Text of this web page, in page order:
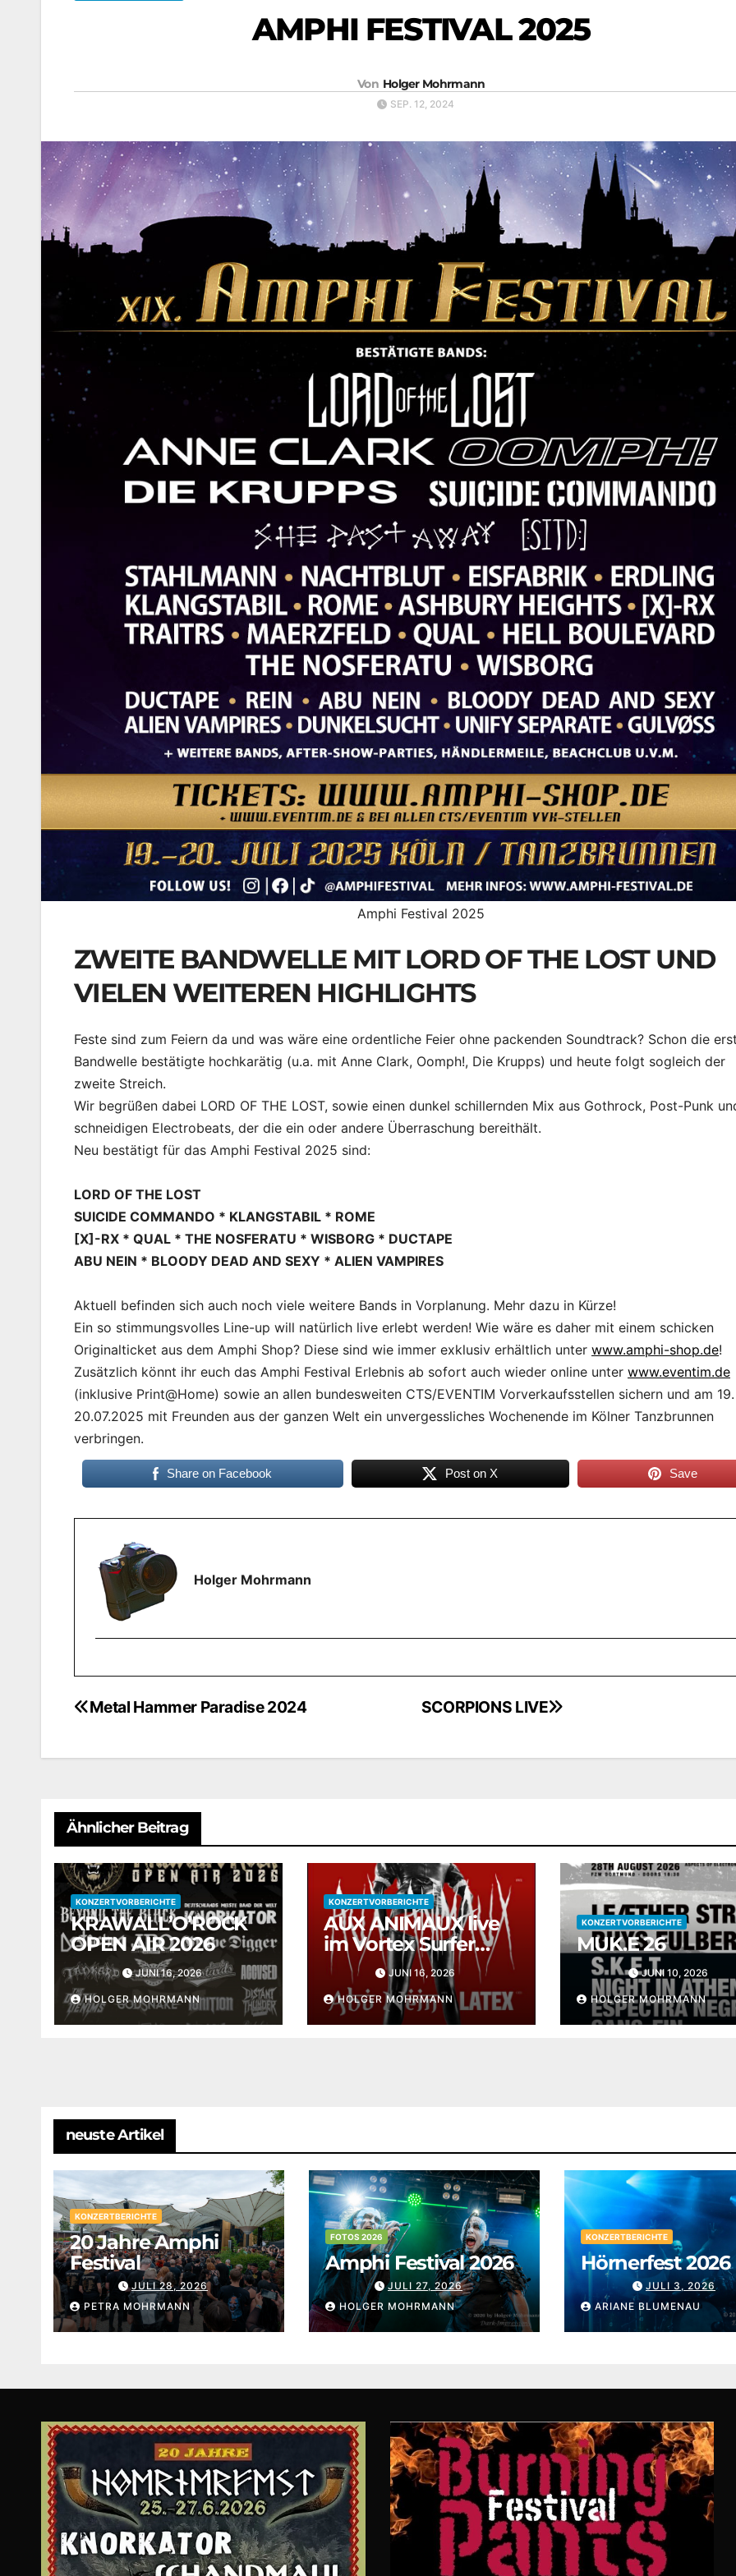
AMPHI FESTIVAL 2025
Von Holger Mohrmann
SEP. 12, 2024
Amphi Festival 2025
ZWEITE BANDWELLE MIT LORD OF THE LOST UND
VIELEN WEITEREN HIGHLIGHTS
Feste sind zum Feiern da und was wäre eine ordentliche Feier ohne packenden Soundtrack? Schon die
Bandwelle bestätigte hochkarätig (u.a. mit Anne Clark, Oomph!, Die Krupps) und heute folgt sogleich der
zweite Streich.
Wir begrüßen dabei LORD OF THE LOST, sowie einen dunkel schillernden Mix aus Gothrock, Post-Punk
schneidigen Electrobeats, der die ein oder andere Überraschung bereithält.
Neu bestätigt für das Amphi Festival 2025 sind:
LORD OF THE LOST
SUICIDE COMMANDO * KLANGSTABIL * ROME
[X]-RX * QUAL * THE NOSFERATU * WISBORG * DUCTAPE
ABU NEIN * BLOODY DEAD AND SEXY * ALIEN VAMPIRES
Aktuell befinden sich auch noch viele weitere Bands in Vorplanung. Mehr dazu in Kürze!
Ein so stimmungsvolles Line-up will natürlich live erlebt werden! Wie wäre es daher mit einem schicken
Originalticket aus dem Amphi Shop? Diese sind wie immer exklusiv erhältlich unter www.amphi-shop.de!
Zusätzlich könnt ihr euch das Amphi Festival Erlebnis ab sofort auch wieder online unter www.eventim.de
(inklusive Print@Home) sowie an allen bundesweiten CTS/EVENTIM Vorverkaufsstellen sichern und am
20.07.2025 mit Freunden aus der ganzen Welt ein unvergessliches Wochenende im Kölner Tanzbrunnen
verbringen.
Share on Facebook Post on X Save
Holger Mohrmann
Beitragsnavigation SCORPIONS LIVE
Metal Hammer Paradise 2024
Ähnlicher Beitrag
KONZERTVORBERICHTE
KRAWALL’O’ROCK
OPEN AIR 2026
JUNI 16, 2026
HOLGER MOHRMANN
KONZERTVORBERICHTE
AUX ANIMAUX live
im Vortex Surfer
Club Siegen
JUNI 16, 2026
HOLGER MOHRMANN
KONZERTVORBERICHTE
MUK.E 26
JUNI 10, 2026
HOLGER MOHRMANN
neuste Artikel
KONZERTBERICHTE
20 Jahre Amphi
Festival
JULI 28, 2026
PETRA MOHRMANN
FOTOS 2026
Amphi Festival 2026
JULI 27, 2026
HOLGER MOHRMANN
KONZERTBERICHTE
Hörnerfest 2026
JULI 3, 2026
ARIANE BLUMENAU